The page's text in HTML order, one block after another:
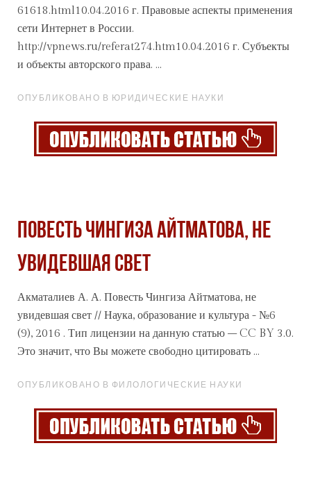
61618.html10.04.2016 г. Правовые аспекты применения
сети Интернет в России.
http://vpnews.ru/referat274.htm10.04.2016 г. Субъекты
и объекты авторского права. ...
ОПУБЛИКОВАНО В ЮРИДИЧЕСКИЕ НАУКИ
Повесть Чингиза Айтматова, не
увидевшая свет
Акматалиев А. А. Повесть Чингиза Айтматова, не
увидевшая свет // Наука, образование и культура - №6
(9), 2016 . Тип лицензии на данную статью – CC BY 3.0.
Это значит, что Вы можете свободно цитировать ...
ОПУБЛИКОВАНО В ФИЛОЛОГИЧЕСКИЕ НАУКИ